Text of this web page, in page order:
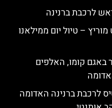
לרכבת ברנינה
– טיול יום ממילאנו
באגם קומו, האלפים
לרכבת ברנינה האדומה